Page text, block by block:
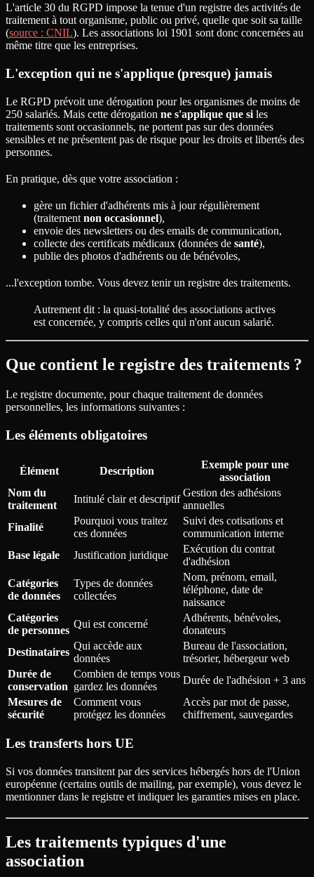
L'article 30 du RGPD impose la tenue d'un registre des activités de
traitement à tout organisme, public ou privé, quelle que soit sa taille
(source : CNIL). Les associations loi 1901 sont donc concernées au
même titre que les entreprises.
L'exception qui ne s'applique (presque) jamais
Le RGPD prévoit une dérogation pour les organismes de moins de
250 salariés. Mais cette dérogation ne s'applique que si les
traitements sont occasionnels, ne portent pas sur des données
sensibles et ne présentent pas de risque pour les droits et libertés des
personnes.
En pratique, dès que votre association :
gère un fichier d'adhérents mis à jour régulièrement
(traitement non occasionnel),
envoie des newsletters ou des emails de communication,
collecte des certificats médicaux (données de santé),
publie des photos d'adhérents ou de bénévoles,
...l'exception tombe. Vous devez tenir un registre des traitements.
Autrement dit : la quasi-totalité des associations actives
est concernée, y compris celles qui n'ont aucun salarié.
Que contient le registre des traitements ?
Le registre documente, pour chaque traitement de données
personnelles, les informations suivantes :
Les éléments obligatoires
Élément Description
Exemple pour une
association
Nom du
traitement
Intitulé clair et descriptif
Gestion des adhésions
annuelles
Finalité
Pourquoi vous traitez
ces données
Suivi des cotisations et
communication interne
Base légale
Justification juridique
Exécution du contrat
d'adhésion
Catégories
de données
Types de données
collectées
Nom, prénom, email,
téléphone, date de
naissance
Catégories
de personnes
Qui est concerné
Adhérents, bénévoles,
donateurs
Destinataires
Qui accède aux
données
Bureau de l'association,
trésorier, hébergeur web
Durée de
conservation
Combien de temps vous
gardez les données
Durée de l'adhésion + 3 ans
Mesures de
sécurité
Comment vous
protégez les données
Accès par mot de passe,
chiffrement, sauvegardes
Les transferts hors UE
Si vos données transitent par des services hébergés hors de l'Union
européenne (certains outils de mailing, par exemple), vous devez le
mentionner dans le registre et indiquer les garanties mises en place.
Les traitements typiques d'une
association